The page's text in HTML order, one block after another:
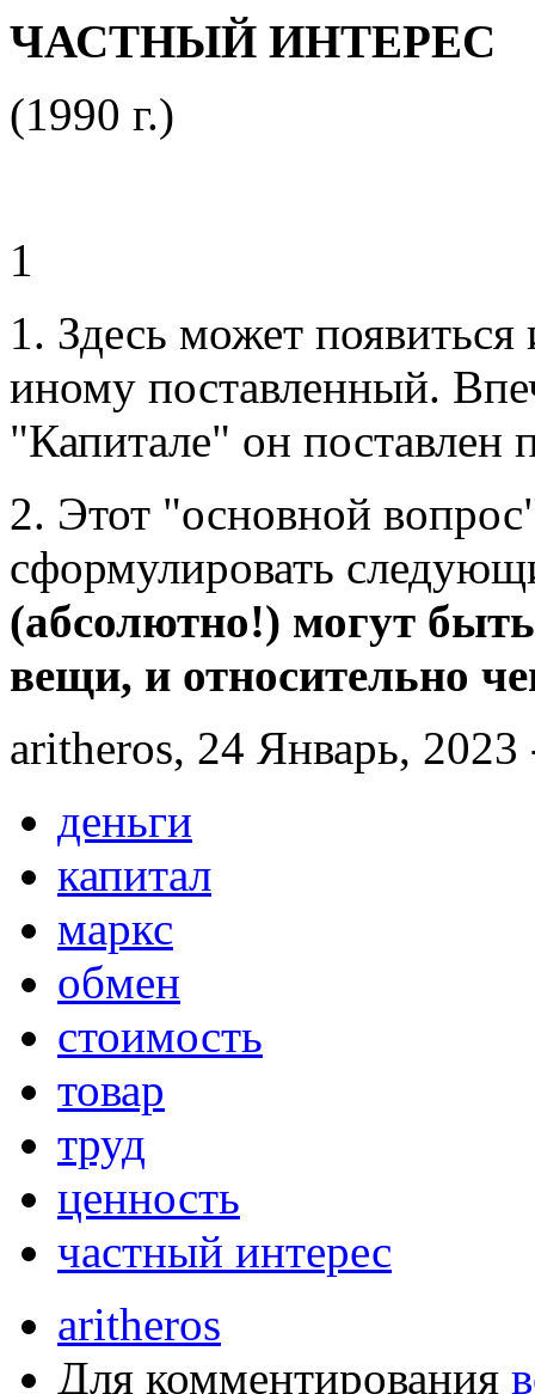
ЧАСТНЫЙ ИНТЕРЕС
(1990 г.)
1
1. Здесь может
иному поставленный.
"Капитале" он поставлен
2. Этот "основной
сформулировать
(абсолютно!) могут
вещи, и относительно
aritheros, 24 Январь, 2023
деньги
капитал
маркс
обмен
стоимость
товар
труд
ценность
частный интерес
aritheros
Для комментирования